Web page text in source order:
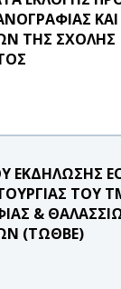
ΤΗΣ ΣΧΟΛΗΣ
ΕΚΔΗΛΩΣΗΣ
ΤΟΥ
&
(ΤΩΘΒΕ)